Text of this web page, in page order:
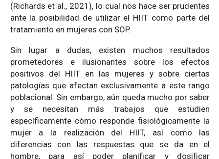
(Richards et al., 2021), lo cual nos hace ser prudentes
ante la posibilidad de utilizar el HIIT como parte del
tratamiento en mujeres con SOP.
Sin lugar a dudas, existen muchos resultados
prometedores e ilusionantes sobre los efectos
positivos del HIIT en las mujeres y sobre ciertas
patologías que afectan exclusivamente a este rango
poblacional. Sin embargo, aún queda mucho por saber
y se necesitan más trabajos que estudien
específicamente cómo responde fisiológicamente la
mujer a la realización del HIIT, así como las
diferencias con las respuestas que se da en el
hombre, para así poder planificar y dosificar